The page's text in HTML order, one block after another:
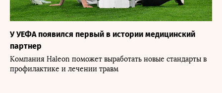
У УЕФА появился первый в истории медицинский
партнер
Компания Haleon поможет выработать новые стандарты в
профилактике и лечении травм